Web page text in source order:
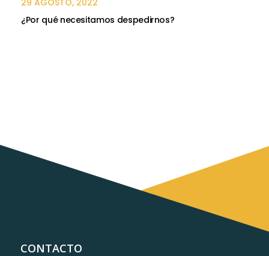
¿Por qué necesitamos despedirnos?
CONTACTO